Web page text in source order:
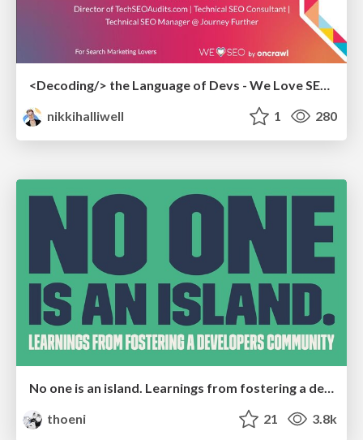
<Decoding/> the Language of Devs - We Love SEO 2024
nikkihalliwell
1 280
No one is an island. Learnings from fostering a developers community.
thoeni
21 3.8k